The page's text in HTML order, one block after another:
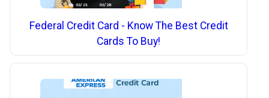
Federal Credit Card - Know The Best Credit
Cards To Buy!